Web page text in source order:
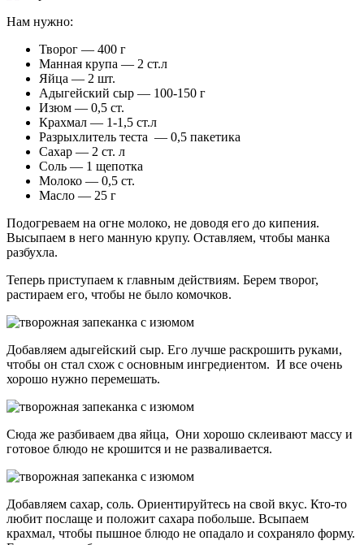
Нам нужно:
Творог — 400 г
Манная крупа — 2 ст.л
Яйца — 2 шт.
Адыгейский сыр — 100-150 г
Изюм — 0,5 ст.
Крахмал — 1-1,5 ст.л
Разрыхлитель теста — 0,5 пакетика
Сахар — 2 ст. л
Соль — 1 щепотка
Молоко — 0,5 ст.
Масло — 25 г
Подогреваем на огне молоко, не доводя его до кипения.
Высыпаем в него манную крупу. Оставляем, чтобы манка
разбухла.
Теперь приступаем к главным действиям. Берем творог,
растираем его, чтобы не было комочков.
Добавляем адыгейский сыр. Его лучше раскрошить руками,
чтобы он стал схож с основным ингредиентом. И все очень
хорошо нужно перемешать.
Сюда же разбиваем два яйца, Они хорошо склеивают массу и
готовое блюдо не крошится и не разваливается.
Добавляем сахар, соль. Ориентируйтесь на свой вкус. Кто-то
любит послаще и положит сахара побольше. Всыпаем
крахмал, чтобы пышное блюдо не опадало и сохраняло форму.